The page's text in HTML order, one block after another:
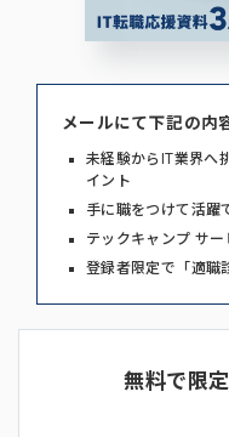
メールにて下記の内
未経験からIT業界へ
イント
手に職をつけて活躍
テックキャンプ サ
登録者限定で「適職
無料で限